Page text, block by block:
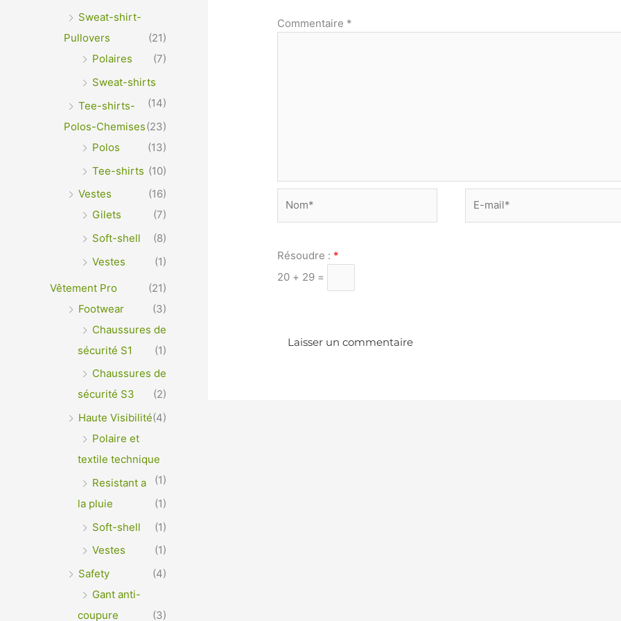
Sweat-shirt-
Pullovers
(21)
Polaires
(7)
Sweat-shirts
(14)
Tee-shirts-
Polos-Chemises(23)
Polos
(13)
Tee-shirts (10)
Vestes
(16)
Gilets
(7)
Soft-shell
(8)
Vestes
(1)
Vêtement Pro
(21)
Footwear
(3)
Chaussures de
sécurité S1
(1)
Chaussures de
sécurité S3
(2)
Haute Visibilité(4)
Polaire et
textile technique
(1)
Resistant a
la pluie
(1)
Soft-shell
(1)
Vestes
(1)
Safety
(4)
Gant anti-
coupure
(3)
Commentaire *
mail*
Résoudre : *
20 + 29 =